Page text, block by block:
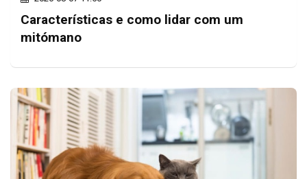
Características e como lidar com um
mitómano